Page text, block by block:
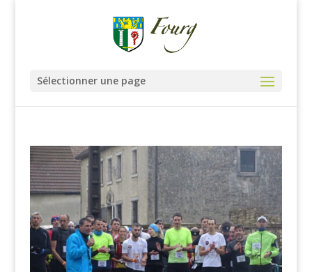
Sélectionner une page